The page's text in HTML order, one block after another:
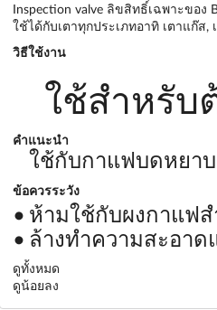
Inspection valve ลิขสิทธิ์เฉพาะขอ
ใช้ได้กับเตาทุกประเภทอาทิ เตาแก๊ส
วิธีใช้งาน
ใช้สำหรับ
คำแนะนำ
ใช้กับกาแฟบดหยา
ข้อควรระวัง
ห้ามใช้กับผงกาแฟส
ล้างทำความสะอา
ดูทั้งหมด
ดูน้อยลง